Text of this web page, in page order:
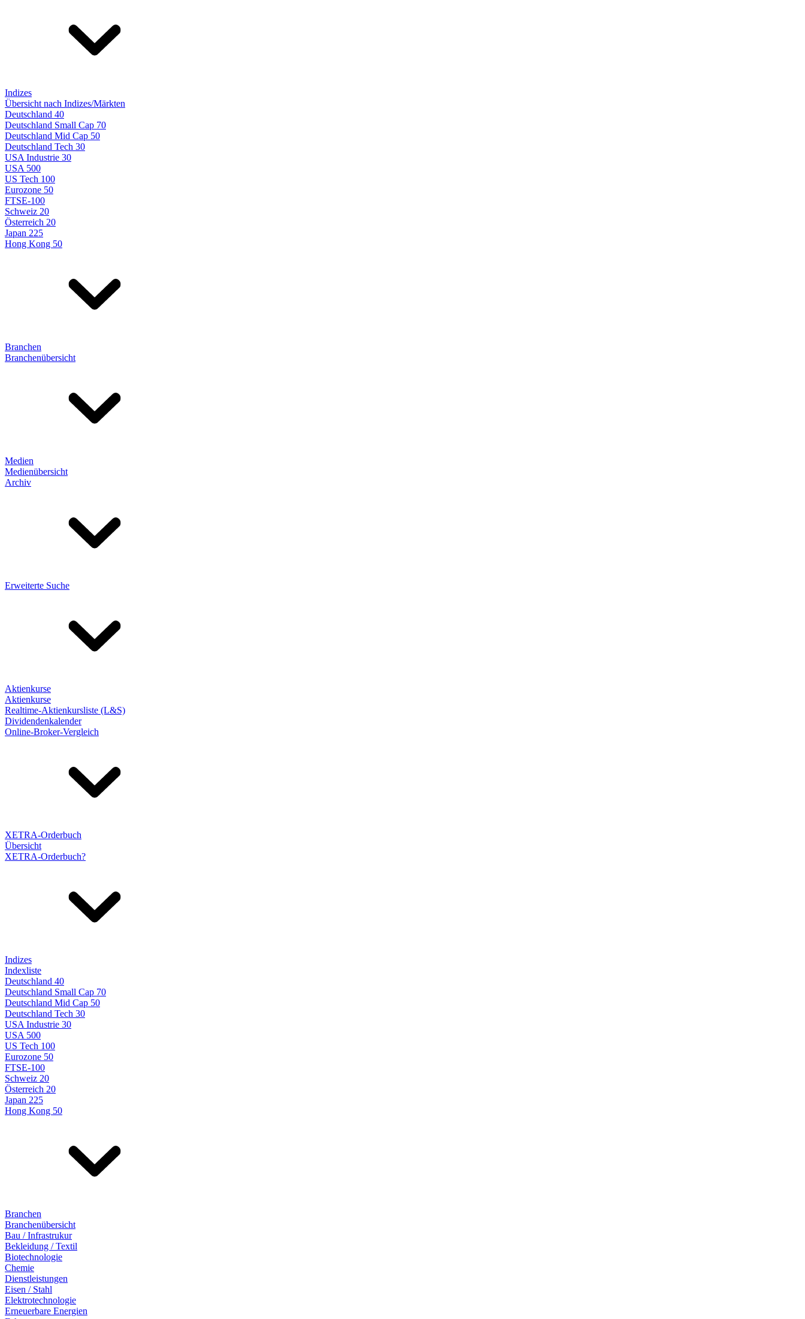
Indizes
Übersicht nach Indizes/Märkten
Deutschland 40
Deutschland Small Cap 70
Deutschland Mid Cap 50
Deutschland Tech 30
USA Industrie 30
USA 500
US Tech 100
Eurozone 50
FTSE-100
Schweiz 20
Österreich 20
Japan 225
Hong Kong 50
Branchen
Branchenübersicht
Medien
Medienübersicht
Archiv
Erweiterte Suche
Aktienkurse
Aktienkurse
Realtime-Aktienkursliste (L&S)
Dividendenkalender
Online-Broker-Vergleich
XETRA-Orderbuch
Übersicht
XETRA-Orderbuch?
Indizes
Indexliste
Deutschland 40
Deutschland Small Cap 70
Deutschland Mid Cap 50
Deutschland Tech 30
USA Industrie 30
USA 500
US Tech 100
Eurozone 50
FTSE-100
Schweiz 20
Österreich 20
Japan 225
Hong Kong 50
Branchen
Branchenübersicht
Bau / Infrastrukur
Bekleidung / Textil
Biotechnologie
Chemie
Dienstleistungen
Eisen / Stahl
Elektrotechnologie
Erneuerbare Energien